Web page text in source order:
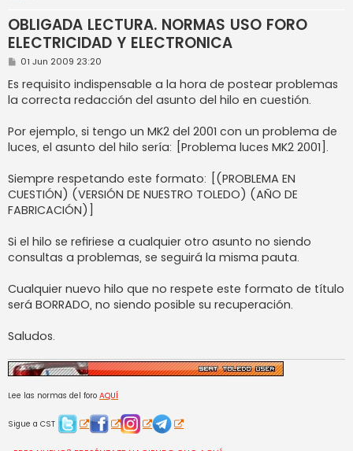
OBLIGADA LECTURA. NORMAS USO FORO
ELECTRICIDAD Y ELECTRONICA
M
n
s
a
01 Jun 2009 23:20
Es requisito indispensable a la hora de postear problemas
la correcta redacción del asunto del hilo en cuestión.
Por ejemplo, si tengo un MK2 del 2001 con un problema de
luces, el asunto del hilo sería: [Problema luces MK2 2001].
Siempre respetando este formato: [(PROBLEMA EN
CUESTIÓN) (VERSIÓN DE NUESTRO TOLEDO) (AÑO DE
FABRICACIÓN)]
Si el hilo se refiriese a cualquier otro asunto no siendo
consultas a problemas, se seguirá la misma pauta.
Cualquier nuevo hilo que no respete este formato de título
será BORRADO, no siendo posible su recuperación.
Saludos.
Lee las normas del foro AQUÍ
Sigue a CST